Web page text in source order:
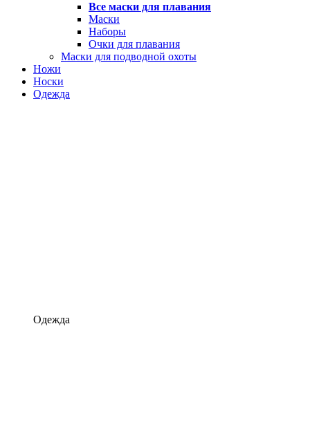
Все маски для плавания
Маски
Наборы
Очки для плавания
Маски для подводной охоты
Ножи
Носки
Одежда
Одежда